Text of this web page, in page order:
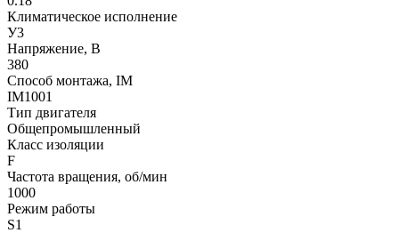
Климатическое исполнение
У3
Напряжение, В
380
Способ монтажа, IM
IM1001
Тип двигателя
Общепромышленный
Класс изоляции
F
Частота вращения, об/мин
1000
Режим работы
S1